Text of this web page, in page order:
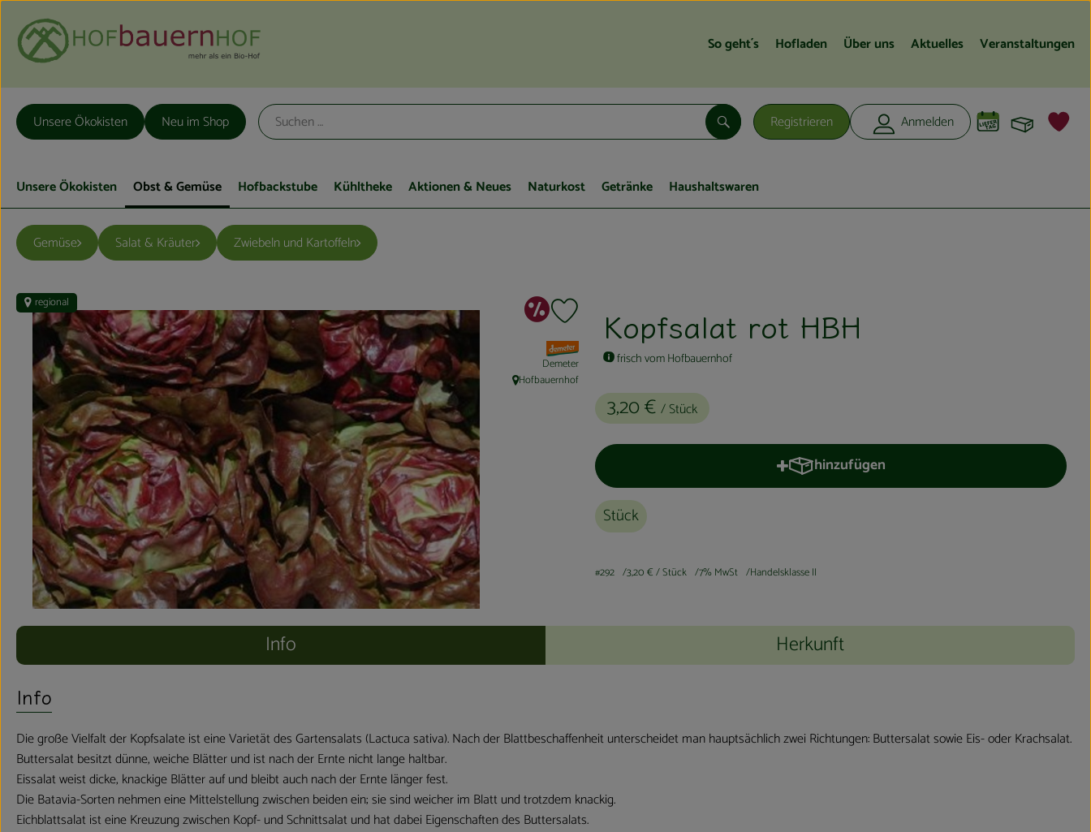
So geht´s Hofladen Über uns Aktuelles Veranstaltungen
Registrieren Anmelden
Suchen
Unsere Ökokisten Neu im Shop
Unsere Ökokisten Obst & Gemüse Hofbackstube Kühltheke Aktionen & Neues Naturkost Getränke Haushaltswaren
Gemüse Salat & Kräuter Zwiebeln und Kartoffeln
Kopfsalat rot HBH
frisch vom Hofbauernhof
3,20 € / Stück
regional
Produkt zu Favouriten hinzufügen
Sonderangebot
, Verband:
Demeter
, Herkunft:
Hofbauernhof
hinzufügen
Produkt zum Warenkorb hinzufügen
Stück
#292 3,20 €/ Stück 7% MwSt Handelsklasse II
Info Herkunft
Info
Die große Vielfalt der Kopfsalate ist eine Varietät des Gartensalats (Lactuca sativa). Nach der Blattbeschaffenheit unterscheidet man hauptsächlich zwei Richtungen: Buttersalat sowie Eis- oder Krachsalat.
Buttersalat besitzt dünne, weiche Blätter und ist nach der Ernte nicht lange haltbar.
Eissalat weist dicke, knackige Blätter auf und bleibt auch nach der Ernte länger fest.
Die Batavia-Sorten nehmen eine Mittelstellung zwischen beiden ein; sie sind weicher im Blatt und trotzdem knackig.
Eichblattsalat ist eine Kreuzung zwischen Kopf- und Schnittsalat und hat dabei Eigenschaften des Buttersalats.